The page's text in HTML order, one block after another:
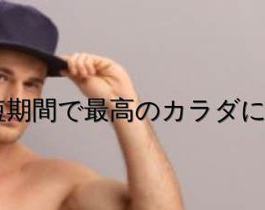
間で最高のカラダ